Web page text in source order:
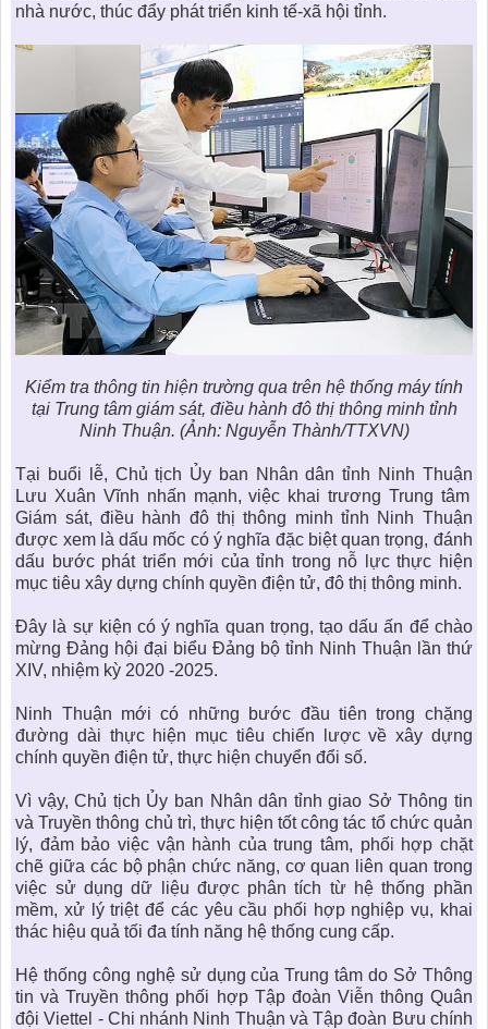
nhà nước, thúc đẩy phát triển kinh tế-xã hội tỉnh.
Kiểm tra thông tin hiện trường qua trên hệ thống máy tính
tại Trung tâm giám sát, điều hành đô thị thông minh tỉnh
Ninh Thuận. (Ảnh: Nguyễn Thành/TTXVN)
Tại buổi lễ, Chủ tịch Ủy ban Nhân dân tỉnh Ninh Thuận
Lưu Xuân Vĩnh nhấn mạnh, việc khai trương Trung tâm
Giám sát, điều hành đô thị thông minh tỉnh Ninh Thuận
được xem là dấu mốc có ý nghĩa đặc biệt quan trọng, đánh
dấu bước phát triển mới của tỉnh trong nỗ lực thực hiện
mục tiêu xây dựng chính quyền điện tử,đô thị thông minh.
Đây là sự kiện có ý nghĩa quan trọng, tạo dấu ấn để chào
mừng Đảng hội đại biểu Đảng bộ tỉnh Ninh Thuận lần thứ
XIV, nhiệm kỳ 2020 -2025.
Ninh Thuận mới có những bước đầu tiên trong chặng
đường dài thực hiện mục tiêu chiến lược về xây dựng
chính quyền điện tử, thực hiện chuyển đổi số.
Vì vậy, Chủ tịch Ủy ban Nhân dân tỉnh giao Sở Thông tin
và Truyền thông chủ trì, thực hiện tốt công tác tổ chức quản
lý, đảm bảo việc vận hành của trung tâm, phối hợp chặt
chẽ giữa các bộ phận chức năng, cơ quan liên quan trong
việc sử dụng dữ liệu được phân tích từ hệ thống phần
mềm, xử lý triệt để các yêu cầu phối hợp nghiệp vụ, khai
thác hiệu quả tối đa tính năng hệ thống cung cấp.
Hệ thống công nghệ sử dụng của Trung tâm do Sở Thông
tin và Truyền thông phối hợp Tập đoàn Viễn thông Quân
đội Viettel - Chi nhánh Ninh Thuận và Tập đoàn Bưu chính